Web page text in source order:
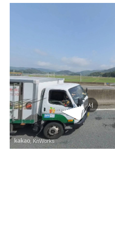
남해고
남해고
서
, KnWorks